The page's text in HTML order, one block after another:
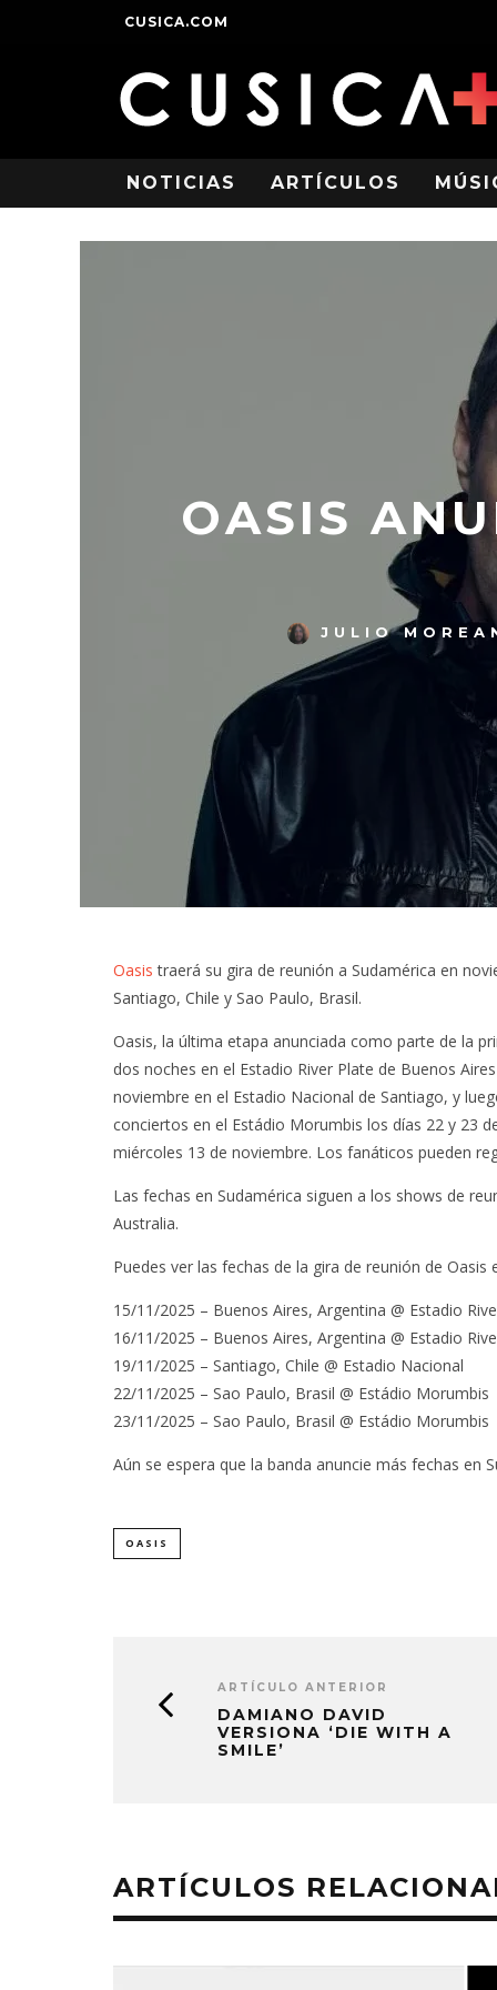
CUSICA.COM
NOTICIAS ARTÍCULOS
OASIS
JULIO
Oasis traerá su gira de reunión a Sudamérica en
Santiago, Chile y Sao Paulo, Brasil.
Oasis, la última etapa anunciada como parte de la
dos noches en el Estadio River Plate de Buenos
noviembre en el Estadio Nacional de Santiago, y
conciertos en el Estádio Morumbis los días 22 y 23
miércoles 13 de noviembre. Los fanáticos pueden
Las fechas en Sudamérica siguen a los shows de
Australia.
Puedes ver las fechas de la gira de reunión de
15/11/2025 – Buenos Aires, Argentina @ Estadio
16/11/2025 – Buenos Aires, Argentina @ Estadio
19/11/2025 – Santiago, Chile @ Estadio Nacional
22/11/2025 – Sao Paulo, Brasil @ Estádio Morumbis
23/11/2025 – Sao Paulo, Brasil @ Estádio Morumbis
Aún se espera que la banda anuncie más fechas en
OASIS
ARTÍCULO ANTERIOR
DAMIANO DAVID
VERSIONA ‘DIE WITH A
SMILE’
ARTÍCULOS